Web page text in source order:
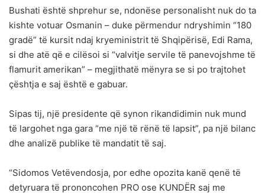
Bushati është shprehur se, ndonëse personalisht nuk do ta
kishte votuar Osmanin – duke përmendur ndryshimin “180
gradë” të kursit ndaj kryeministrit të Shqipërisë, Edi Rama,
si dhe atë që e cilësoi si “valvitje servile të panevojshme të
flamurit amerikan” – megjithatë mënyra se si po trajtohet
çështja e saj është e gabuar.
Sipas tij, një presidente që synon rikandidimin nuk mund
të largohet nga gara “me një të rënë të lapsit”, pa një bilanc
dhe analizë publike të mandatit të saj.
“Sidomos Vetëvendosja, por edhe opozita kanë qenë të
detyruara të prononcohen PRO ose KUNDËR saj me